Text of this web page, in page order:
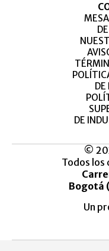
DE
©
Todos los
Bogotá
Un